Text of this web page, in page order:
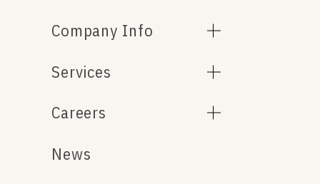
Company Info
Services
Careers
News